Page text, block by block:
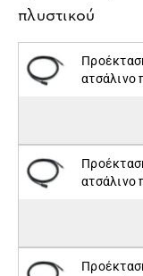
πλυστικού
ατσάλινο
ατσάλινο